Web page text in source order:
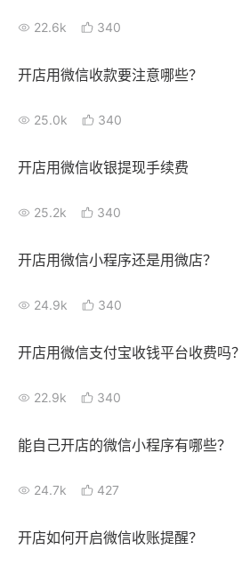
品牌消费观
新零售资讯
培训课程
入驻有赞 认证代理商
认证服务商
有赞云 数据通服务
22.6k 340
开店用微信收款要注意哪些？
25.0k 340
开店用微信收银提现手续费
25.2k 340
开店用微信小程序还是用微店？
24.9k 340
开店用微信支付宝收钱平台收费吗？
22.9k 340
能自己开店的微信小程序有哪些？
24.7k 427
开店如何开启微信收账提醒？